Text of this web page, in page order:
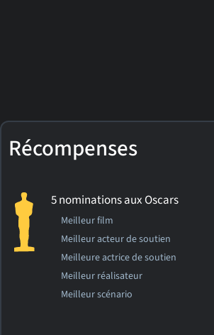
Récompenses
5 nominations aux Oscars
Meilleur film
Meilleur acteur de soutien
Meilleure actrice de soutien
Meilleur réalisateur
Meilleur scénario